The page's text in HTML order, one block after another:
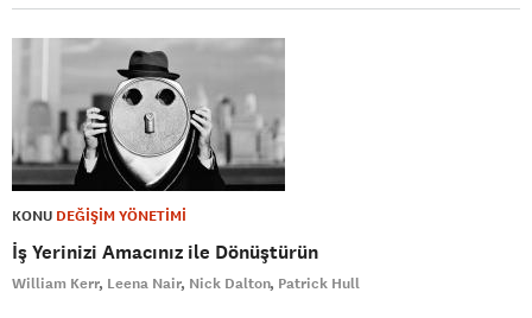
KONU DEĞİŞİM YÖNETİMİ
İş Yerinizi Amacınız ile Dönüştürün
William Kerr Leena Nair Nick Dalton Patrick Hull